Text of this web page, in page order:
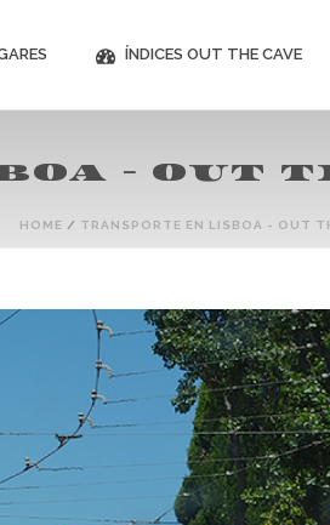
ÍNDICES OUT THE CAVE
– OUT
HOME / TRANSPORTE EN LISBOA - OUT